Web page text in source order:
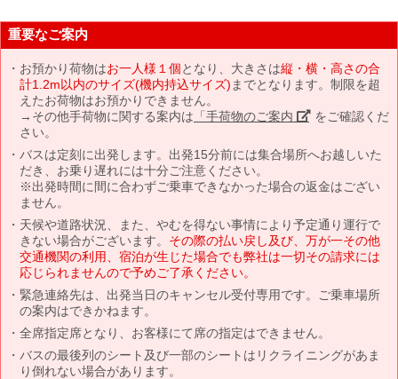
重要なご案内
お預かり荷物はお一人様１個となり、大きさは縦・横・高さの合
計1.2m以内のサイズ(機内持込サイズ) までとなります。制限を超
えたお荷物はお預かりできません。
→その他手荷物に関する案内は 「手荷物のご案内」 をご確認くだ
さい。
バスは定刻に出発します。出発15分前には集合場所へお越しいた
だき、お乗り遅れには十分ご注意ください。
※出発時間に間に合わずご乗車できなかった場合の返金はござい
ません。
天候や道路状況、また、やむを得ない事情により予定通り運行で
きない場合がございます。 その際の払い戻し及び、万が一その他
交通機関の利用、宿泊が生じた場合でも弊社は一切その請求には
応じられませんので予めご了承ください。
緊急連絡先は、出発当日のキャンセル受付専用です。ご乗車場所
の案内はできかねます。
全席指定席となり、お客様にて席の指定はできません。
バスの最後列のシート及び一部のシートはリクライニングがあま
り倒れない場合があります。